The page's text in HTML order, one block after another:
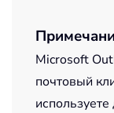
Microsoft
почтовый